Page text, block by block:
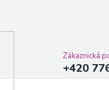
Zákaznická
+420